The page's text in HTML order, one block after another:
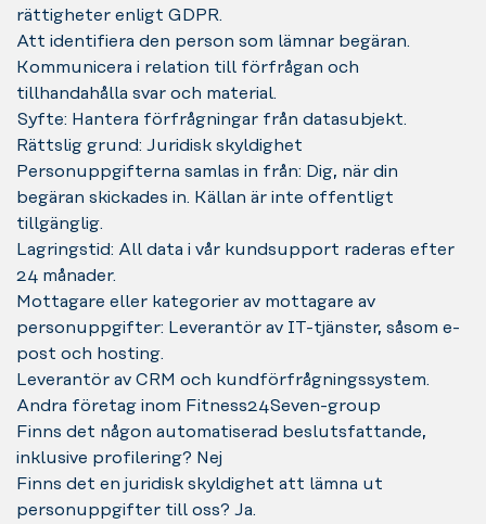
rättigheter enligt GDPR.
Att identifiera den person som lämnar begäran.
Kommunicera i relation till förfrågan och
tillhandahålla svar och material.
Syfte: Hantera förfrågningar från datasubjekt.
Rättslig grund: Juridisk skyldighet
Personuppgifterna samlas in från: Dig, när din
begäran skickades in. Källan är inte offentligt
tillgänglig.
Lagringstid: All data i vår kundsupport raderas efter
24 månader.
Mottagare eller kategorier av mottagare av
personuppgifter: Leverantör av IT-tjänster, såsom e-
post och hosting.
Leverantör av CRM och kundförfrågningssystem.
Andra företag inom Fitness24Seven-group
Finns det någon automatiserad beslutsfattande,
inklusive profilering? Nej
Finns det en juridisk skyldighet att lämna ut
personuppgifter till oss? Ja.